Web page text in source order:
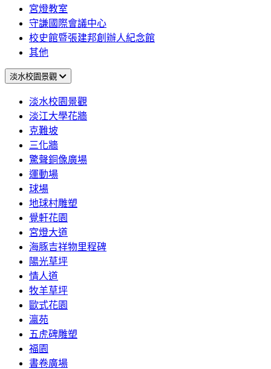
宮燈教室
守謙國際會議中心
校史館暨張建邦創辦人紀念館
其他
淡水校園景觀
淡水校園景觀
淡江大學花牆
克難坡
三化牆
驚聲銅像廣場
運動場
球場
地球村雕塑
覺軒花園
宮燈大道
海豚吉祥物里程碑
陽光草坪
情人道
牧羊草坪
歐式花園
瀛苑
五虎碑雕塑
福園
書卷廣場